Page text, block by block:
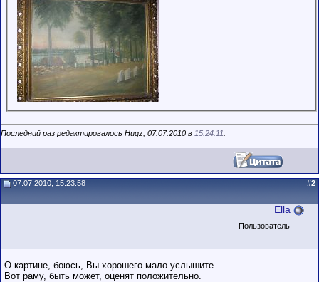
Последний раз редактировалось Hugz; 07.07.2010 в 15:24:11
07.07.2010, 15:23:58 #2
Ella
Пользователь
О картине, боюсь, Вы хорошего мало услышите...
Вот раму, быть может, оценят положительно.